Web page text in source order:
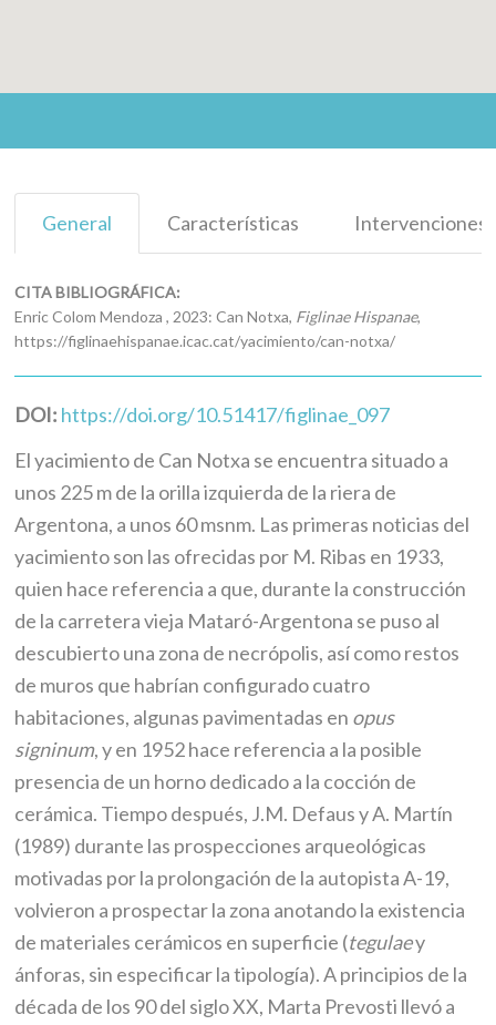
General Características Intervenciones
CITA BIBLIOGRÁFICA:
Enric Colom Mendoza , 2023: Can Notxa, Figlinae Hispanae,
https://figlinaehispanae.icac.cat/yacimiento/can-notxa/
DOI: https://doi.org/10.51417/figlinae_097
El yacimiento de Can Notxa se encuentra situado a
unos 225 m de la orilla izquierda de la riera de
Argentona, a unos 60 msnm. Las primeras noticias del
yacimiento son las ofrecidas por M. Ribas en 1933,
quien hace referencia a que, durante la construcción
de la carretera vieja Mataró-Argentona se puso al
descubierto una zona de necrópolis, así como restos
de muros que habrían configurado cuatro
habitaciones, algunas pavimentadas en opus
signinum, y en 1952 hace referencia a la posible
presencia de un horno dedicado a la cocción de
cerámica. Tiempo después, J.M. Defaus y A. Martín
(1989) durante las prospecciones arqueológicas
motivadas por la prolongación de la autopista A-19,
volvieron a prospectar la zona anotando la existencia
de materiales cerámicos en superficie (tegulaey
ánforas, sin especificar la tipología). A principios de la
década de los 90 del siglo XX, Marta Prevosti llevó a